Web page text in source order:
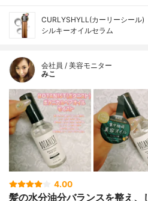
CURLYSHYLL(カーリーシール)
シルキーオイルセラム
会社員 / 美容モニター
みこ
4.00
髪の水分油分バランスを整え、